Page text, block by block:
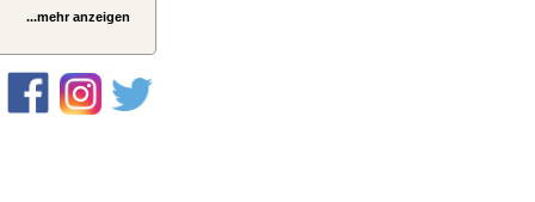
...mehr anzeigen